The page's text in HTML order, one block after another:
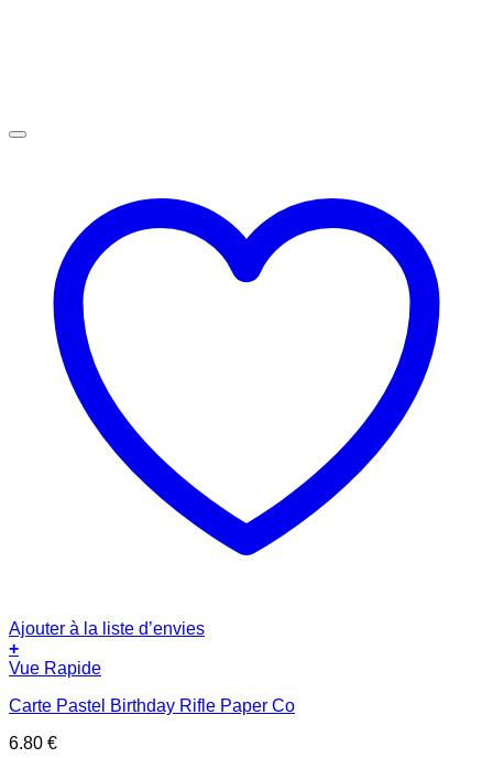
Ajouter à la liste d’envies
+
Vue Rapide
Carte Pastel Birthday Rifle Paper Co
6.80 €